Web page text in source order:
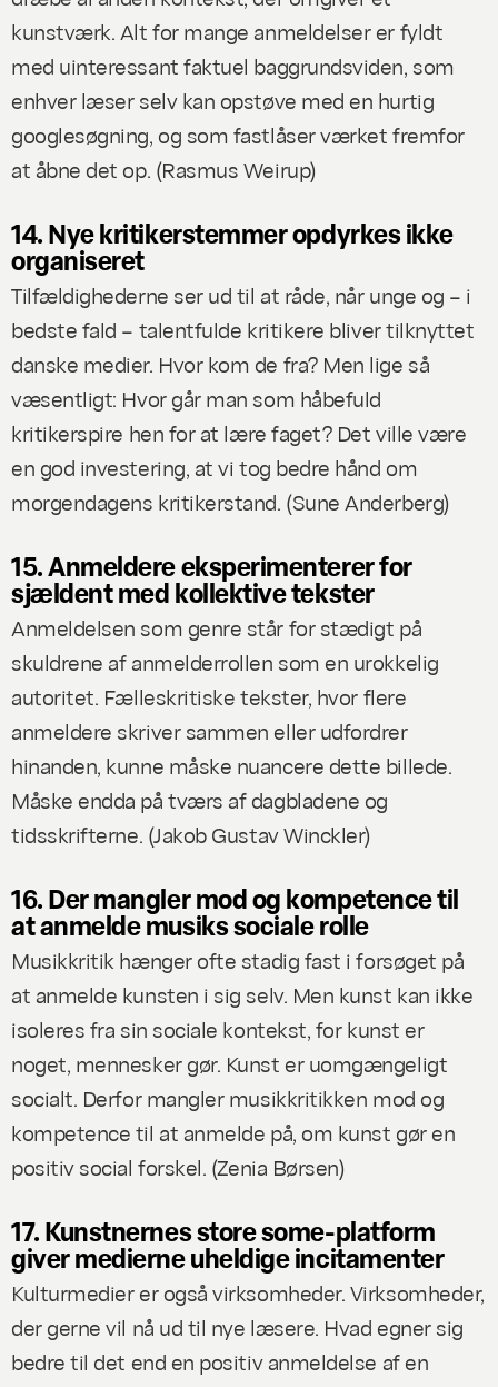
kunstværk. Alt for mange anmeldelser er fyldt
med uinteressant faktuel baggrundsviden, som
enhver læser selv kan opstøve med en hurtig
googlesøgning, og som fastlåser værket fremfor
at åbne det op. (Rasmus Weirup)
14. Nye kritikerstemmer opdyrkes ikke
organiseret
Tilfældighederne ser ud til at råde, når unge og – i
bedste fald – talentfulde kritikere bliver tilknyttet
danske medier. Hvor kom de fra? Men lige så
væsentligt: Hvor går man som håbefuld
kritikerspire hen for at lære faget? Det ville være
en god investering, at vi tog bedre hånd om
morgendagens kritikerstand. (Sune Anderberg)
15. Anmeldere eksperimenterer for
sjældent med kollektive tekster
Anmeldelsen som genre står for stædigt på
skuldrene af anmelderrollen som en urokkelig
autoritet. Fælleskritiske tekster, hvor flere
anmeldere skriver sammen eller udfordrer
hinanden, kunne måske nuancere dette billede.
Måske endda på tværs af dagbladene og
tidsskrifterne. (Jakob Gustav Winckler)
16. Der mangler mod og kompetence til
at anmelde musiks sociale rolle
Musikkritik hænger ofte stadig fast i forsøget på
at anmelde kunsten i sig selv. Men kunst kan ikke
isoleres fra sin sociale kontekst, for kunst er
noget, mennesker gør. Kunst er uomgængeligt
socialt. Derfor mangler musikkritikken mod og
kompetence til at anmelde på, om kunst gør en
positiv social forskel. (Zenia Børsen)
17. Kunstnernes store some-platform
giver medierne uheldige incitamenter
Kulturmedier er også virksomheder. Virksomheder,
der gerne vil nå ud til nye læsere. Hvad egner sig
bedre til det end en positiv anmeldelse af en